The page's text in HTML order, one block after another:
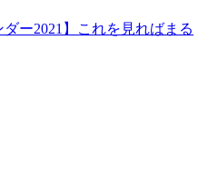
ダー2021】これを見ればまる